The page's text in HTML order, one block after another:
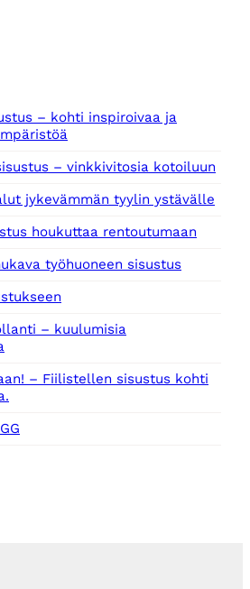
– kohti inspiroivaa ja
– vinkkivitosia kotoiluun
jykevämmän tyylin ystävälle
houkuttaa rentoutumaan
työhuoneen sisustus
– kuulumisia
– Fiilistellen sisustus kohti